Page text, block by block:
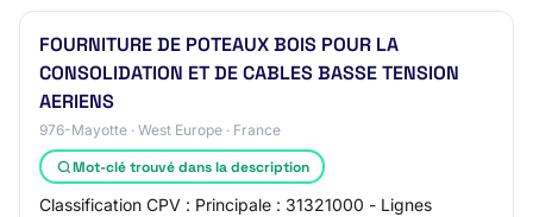
FOURNITURE DE POTEAUX BOIS POUR LA
CONSOLIDATION ET DE CABLES BASSE TENSION
AERIENS
976-Mayotte · West Europe · France
Mot-clé trouvé dans la description
Classification CPV : Principale : 31321000 - Lignes